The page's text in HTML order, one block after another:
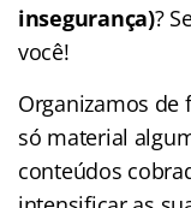
insegurança)?
você!
Organizamos de
só material
conteúdos